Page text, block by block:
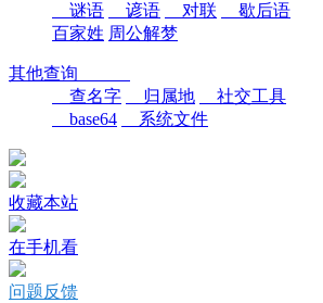
谜语
谚语 对联
歇后语
百家姓 周公解梦
其他查询
查名字
归属地
社交工具
base64
系统文件
收藏本站
在手机看
问题反馈